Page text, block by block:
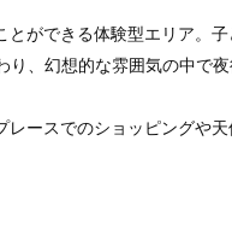
とができる体験型エリア。
り、幻想的な雰囲気の中で
レースでのショッピングや